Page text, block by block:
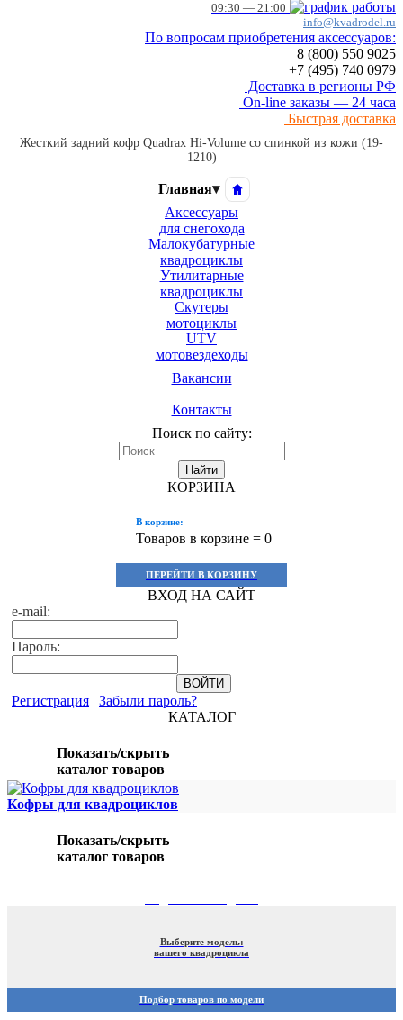
09:30 — 21:00
info@kvadrodel.ru
По вопросам приобретения аксессуаров:
8 (800) 550 9025
+7 (495) 740 0979
Доставка в регионы РФ
On-line заказы — 24 часа
Быстрая доставка
Жесткий задний кофр Quadrax Hi-Volume со спинкой из кожи (19-
1210)
Главная▾
Аксессуары
для снегохода
Малокубатурные
квадроциклы
Утилитарные
квадроциклы
Скутеры
мотоциклы
UTV
мотовездеходы
Вакансии
Контакты
Поиск по сайту:
Найти
КОРЗИНА
В корзине:
Товаров в корзине = 0
ПЕРЕЙТИ В КОРЗИНУ
ВХОД НА САЙТ
e-mail:
Пароль:
Регистрация | Забыли пароль?
КАТАЛОГ
Показать/скрыть
каталог товаров
Кофры для квадроциклов
Показать/скрыть
каталог товаров
Выберите модель:
вашего квадроцикла
Подбор товаров по модели